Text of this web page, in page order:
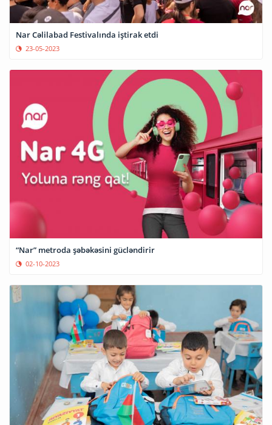
Nar Cəlilabad Festivalında iştirak etdi
23-05-2023
“Nar” metroda şəbəkəsini gücləndirir
02-10-2023